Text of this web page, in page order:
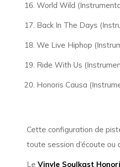
World Wild
Back In The Days
We Live Hiphop
Ride With Us
Honoris Causa
Cette configuration de
toute session d’écoute ou
Le Vinyle Soulkast